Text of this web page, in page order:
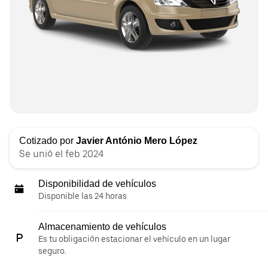
Cotizado por Javier António Mero López
Se unió el feb 2024
Disponibilidad de vehículos
Disponible las 24 horas
Almacenamiento de vehículos
Es tu obligación estacionar el vehículo en un lugar
seguro.